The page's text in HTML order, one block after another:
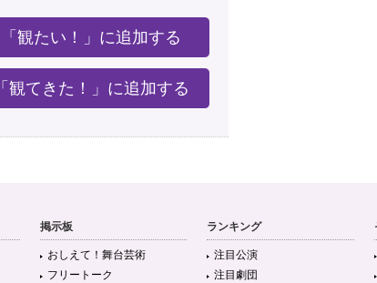
「観たい！」に追加する
「観てきた！」に追加する
掲示板
おしえて！舞台芸術
フリートーク
ランキング
注目公演
注目劇団